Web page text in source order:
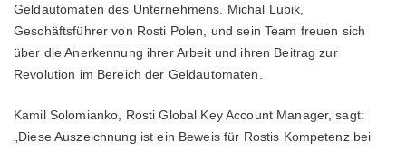
Geldautomaten des Unternehmens. Michal Lubik,
Geschäftsführer von Rosti Polen, und sein Team freuen sich
über die Anerkennung ihrer Arbeit und ihren Beitrag zur
Revolution im Bereich der Geldautomaten.
Kamil Solomianko, Rosti Global Key Account Manager, sagt:
„Diese Auszeichnung ist ein Beweis für Rostis Kompetenz bei